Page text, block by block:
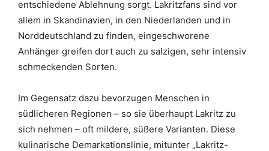
entschiedene Ablehnung sorgt. Lakritzfans sind vor
allem in Skandinavien, in den Niederlanden und in
Norddeutschland zu finden, eingeschworene
Anhänger greifen dort auch zu salzigen, sehr intensiv
schmeckenden Sorten.
Im Gegensatz dazu bevorzugen Menschen in
südlicheren Regionen – so sie überhaupt Lakritz zu
sich nehmen – oft mildere, süßere Varianten. Diese
kulinarische Demarkationslinie, mitunter „Lakritz-